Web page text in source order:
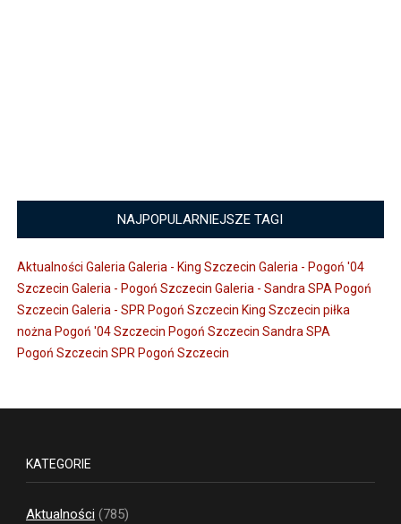
NAJPOPULARNIEJSZE TAGI
Aktualności Galeria Galeria - King Szczecin Galeria - Pogoń '04
Szczecin Galeria - Pogoń Szczecin Galeria - Sandra SPA Pogoń
Szczecin Galeria - SPR Pogoń Szczecin King Szczecin piłka
nożna Pogoń '04 Szczecin Pogoń Szczecin Sandra SPA
Pogoń Szczecin SPR Pogoń Szczecin
KATEGORIE
Aktualności (785)